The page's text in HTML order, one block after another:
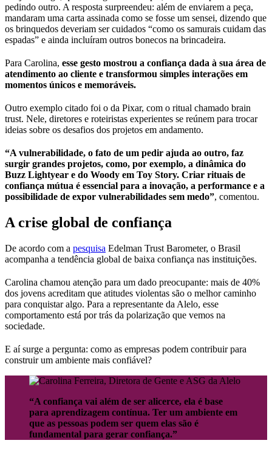
pedindo outro. A resposta surpreendeu: além de enviarem a peça,
mandaram uma carta assinada como se fosse um sensei, dizendo que
os brinquedos deveriam ser cuidados “como os samurais cuidam das
espadas” e ainda incluíram outros bonecos na brincadeira.
Para Carolina, esse gesto mostrou a confiança dada à sua área de
atendimento ao cliente e transformou simples interações em
momentos únicos e memoráveis.
Outro exemplo citado foi o da Pixar, com o ritual chamado brain
trust. Nele, diretores e roteiristas experientes se reúnem para trocar
ideias sobre os desafios dos projetos em andamento.
“A vulnerabilidade, o fato de um pedir ajuda ao outro, faz
surgir grandes projetos, como, por exemplo, a dinâmica do
Buzz Lightyear e do Woody em Toy Story. Criar rituais de
confiança mútua é essencial para a inovação, a performance e a
possibilidade de expor vulnerabilidades sem medo”, comentou.
A crise global de confiança
De acordo com a pesquisa Edelman Trust Barometer, o Brasil
acompanha a tendência global de baixa confiança nas instituições.
Carolina chamou atenção para um dado preocupante: mais de 40%
dos jovens acreditam que atitudes violentas são o melhor caminho
para conquistar algo. Para a representante da Alelo, esse
comportamento está por trás da polarização que vemos na
sociedade.
E aí surge a pergunta: como as empresas podem contribuir para
construir um ambiente mais confiável?
“A confiança vai além de ser alicerce, ela é base
para aprendizagem contínua. Ter um ambiente em
que as pessoas podem ser quem elas são é
fundamental para gerar confiança.”